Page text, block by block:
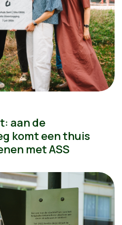
aan de
komt een thuis
met ASS